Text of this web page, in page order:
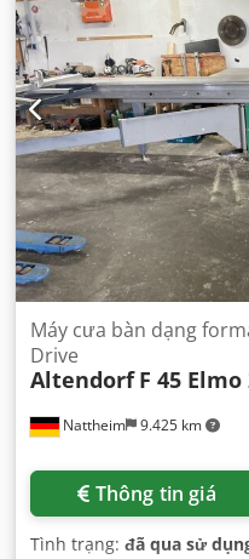
Nattheim 9.425 km
Máy cưa bàn dạng
Drive
Altendorf F 45 Elmo
Thông tin giá
Tình trạng: đã qua sử